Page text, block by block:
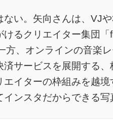
い。矢向さんは、VJ
るクリエイター集団
方、オンラインの音楽
サービスを展開する
イターの枠組みを越
ンスタだからできる写